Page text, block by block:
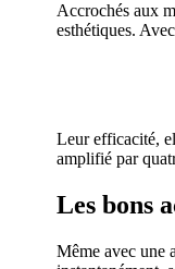
Accrochés aux
esthétiques.
Leur efficacité,
amplifié par
Les bons
Même avec une